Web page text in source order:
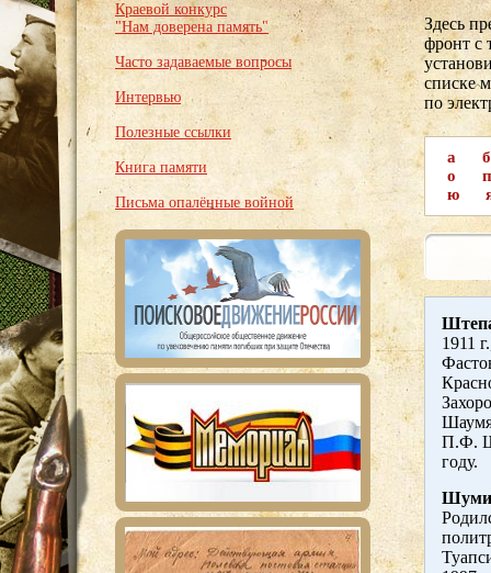
Краевой конкурс
"Нам доверена память"
Часто задаваемые вопросы
Интервью
Полезные ссылки
Книга памяти
Письма опалённые войной
Здесь
фронт с
списке
по
а
б
о
п
ю
1911
П.Ф.
году.